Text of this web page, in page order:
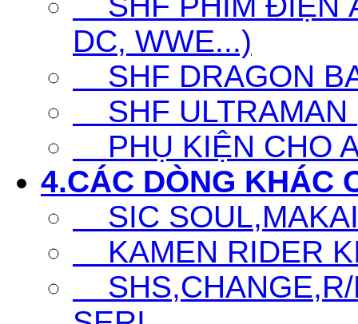
DC, WWE...)
SHF DRAGON
SHF ULTRAMAN
PHỤ KIỆN CHO
4.CÁC DÒNG KHÁC
SIC
KAMEN RIDER
SHS,CHANGE,R/